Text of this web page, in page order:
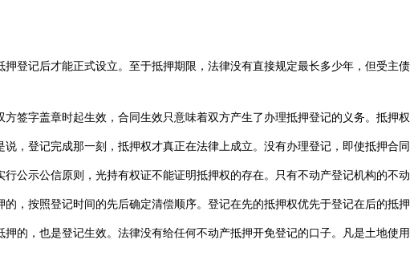
登记后才能正式设立。至于抵押期限，法律没有直接规定最长多少年，但受主债
字盖章时起生效，合同生效只意味着双方产生了办理抵押登记的义务。抵押权
登记完成那一刻，抵押权才真正在法律上成立。没有办理登记，即使抵押合同
示公信原则，光持有权证不能证明抵押权的存在。只有不动产登记机构的不动
按照登记时间的先后确定清偿顺序。登记在先的抵押权优先于登记在后的抵押
，也是登记生效。法律没有给任何不动产抵押开免登记的口子。凡是土地使用